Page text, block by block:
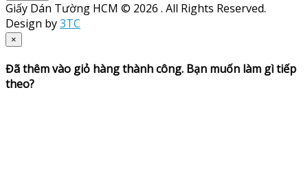
Giấy Dán Tường HCM © 2026 . All Rights Reserved.
Design by3TC
×
Đã thêm vào giỏ hàng thành công. Bạn muốn làm gì tiếp
theo?